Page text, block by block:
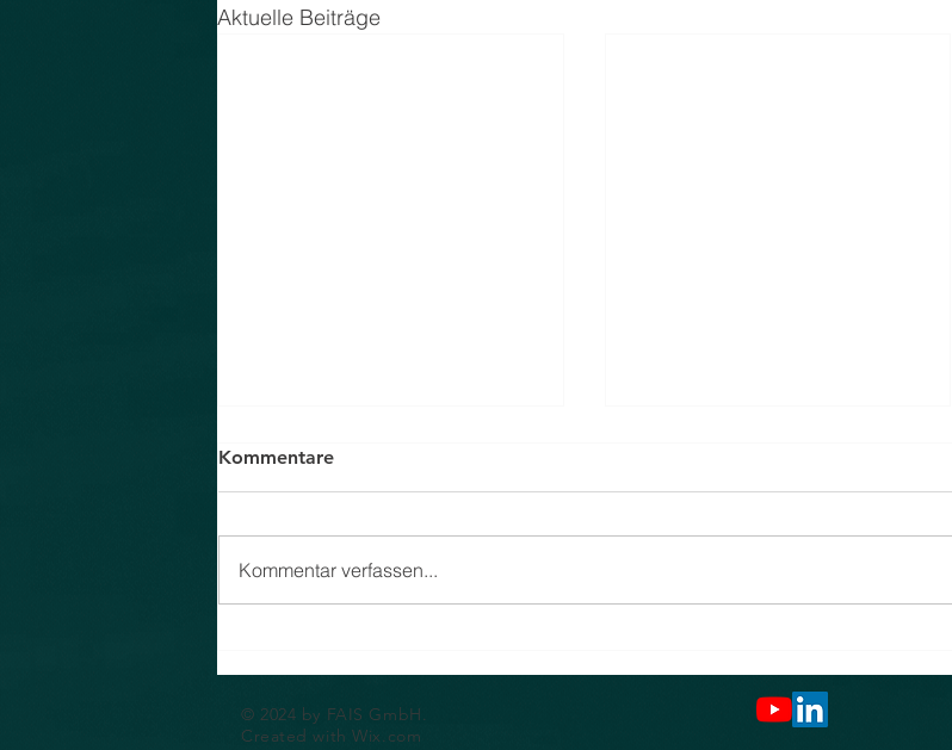
Aktuelle Beiträge
Generalvertreter für STC
Kommentare
Kommentar verfassen...
© 2024 by FAIS GmbH.
Created with Wix.com